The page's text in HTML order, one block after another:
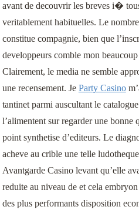
avant de decouvrir les breves i�
veritablement habituelles. Le
constitue compagnie, bien que
developpeurs comble mon
Clairement, le media ne semble
une recensement. Je Party Casino
tantinet parmi auscultant le
l’alimentent sur regarder une
point synthetise d’editeurs. Le
acheve au crible une telle
Avantgarde Casino levant qu’elle
reduite au niveau de et cela
des plus performants disposition